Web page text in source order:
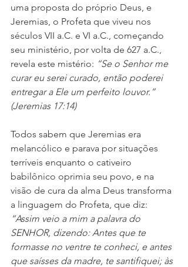
uma proposta do próprio Deus, e
Jeremias, o Profeta que viveu nos
séculos VII a.C. e VI a.C., começando
seu ministério, por volta de 627 a.C.,
revela este mistério: “Se o Senhor me
curar eu serei curado, então poderei
entregar a Ele um perfeito louvor.”
(Jeremias 17:14)
Todos sabem que Jeremias era
melancólico e parava por situações
terríveis enquanto o cativeiro
babilônico oprimia seu povo, e na
visão de cura da alma Deus transforma
a linguagem do Profeta, que diz:
“Assim veio a mim a palavra do
SENHOR, dizendo: Antes que te
formasse no ventre te conheci, e antes
que saísses da madre, te santifiquei; às